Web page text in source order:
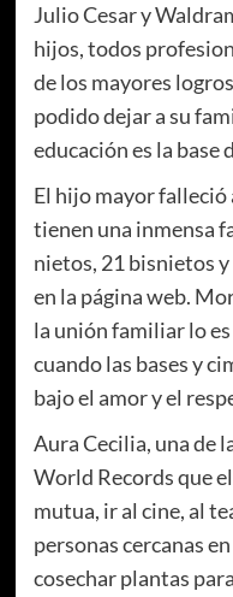
Julio Cesar y
hijos, todos
de los mayores
podido dejar a su
educación es la base
El hijo mayor falleció
tienen una inmensa
nietos, 21 bisnietos
en la página web.
la unión familiar lo
cuando las bases y
bajo el amor y el
Aura Cecilia, una de
World Records que
mutua, ir al cine, al
personas cercanas
cosechar plantas